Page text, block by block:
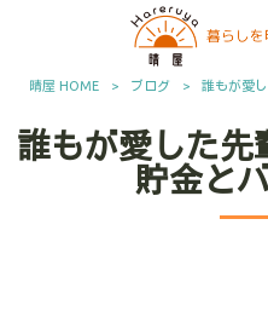
晴屋 HOME > ブログ > 誰もが愛
誰もが愛した先
貯金と